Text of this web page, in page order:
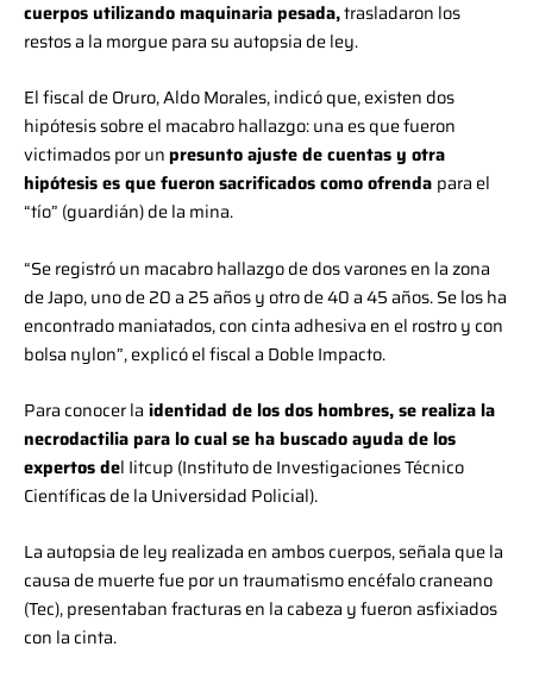
cuerpos utilizando maquinaria pesada,trasladaron los
restos a la morgue para su autopsia de ley.
El fiscal de Oruro, Aldo Morales, indicó que, existen dos
hipótesis sobre el macabro hallazgo: una es que fueron
victimados por unpresunto ajuste de cuentas y otra
hipótesis es que fueronsacrificados como ofrenda para el
“tío” (guardián) de la mina.
“Se registró un macabro hallazgo de dos varones en la zona
de Japo, uno de 20 a 25 años y otro de 40 a 45 años. Se los ha
encontrado maniatados, con cinta adhesiva en el rostro y con
bolsa nylon”, explicó el fiscal a Doble Impacto.
Para conocer la identidad de los dos hombres, se realiza la
necrodactilia para lo cual se ha buscado ayuda de los
expertos del Iitcup (Instituto de Investigaciones Técnico
Científicas de la Universidad Policial).
La autopsia de ley realizada en ambos cuerpos, señala que la
causa de muerte fue por un traumatismo encéfalo craneano
(Tec), presentaban fracturas en la cabeza y fueron asfixiados
con la cinta.